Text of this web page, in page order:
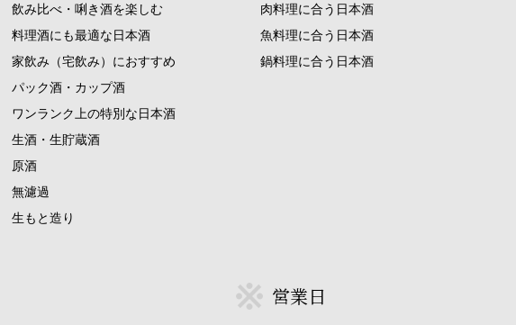
飲み比べ・唎き酒を楽しむ
料理酒にも最適な日本酒
家飲み（宅飲み）におすすめ
パック酒・カップ酒
ワンランク上の特別な日本酒
生酒・生貯蔵酒
原酒
無濾過
生もと造り
肉料理に合う日本酒
魚料理に合う日本酒
鍋料理に合う日本酒
営業日